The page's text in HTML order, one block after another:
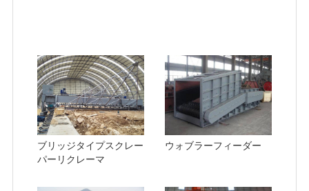
ブリッジタイプスクレー
パーリクレーマ
ウォブラーフィーダー